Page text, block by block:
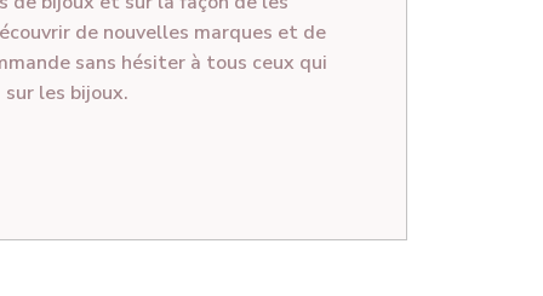
de nouvelles marques et de
sans hésiter à tous ceux qui
les bijoux.